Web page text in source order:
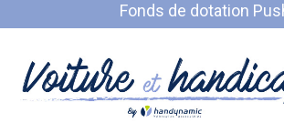
Fonds de dotation